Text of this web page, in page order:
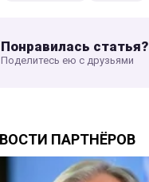
Понравилась статья?
Поделитесь ею с друзьями